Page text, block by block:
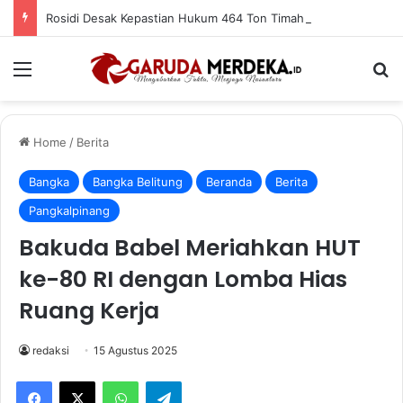
Menu
Home / Berita
Bangka Bangka Belitung Beranda
Berita
Pangkalpinang
Bakuda Babel Meriahkan HUT
ke-80 RI dengan Lomba Hias
Ruang Kerja
redaksi 15 Agustus 2025
Facebook
X WhatsAppTelegram